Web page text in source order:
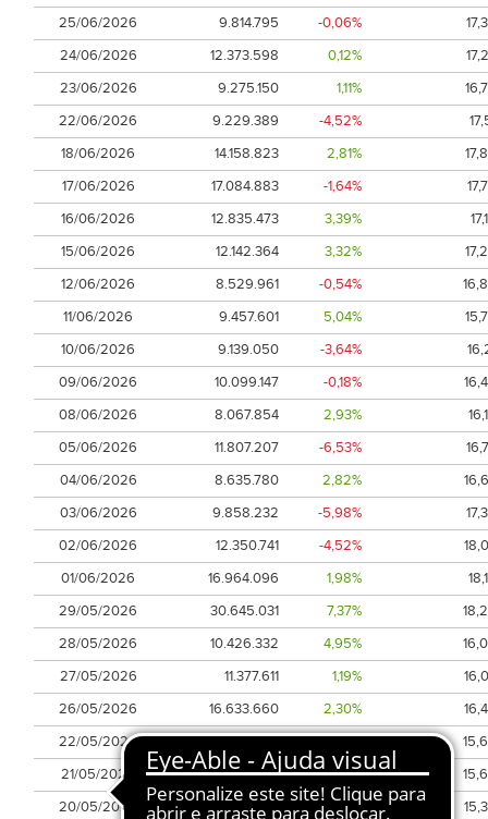
25/06/2026
9.814.795 -0,06%
24/06/2026
12.373.598 0,12%
23/06/2026
9.275.150 1,11%
22/06/2026
9.229.389 -4,52%
18/06/2026
14.158.823 2,81%
17/06/2026
17.084.883 -1,64%
16/06/2026
12.835.473 3,39%
15/06/2026
12.142.364 3,32%
12/06/2026
8.529.961 -0,54%
11/06/2026
9.457.601 5,04%
10/06/2026
9.139.050 -3,64%
09/06/2026
10.099.147 -0,18%
08/06/2026
8.067.854 2,93%
05/06/2026
11.807.207 -6,53%
04/06/2026
8.635.780 2,82%
03/06/2026
9.858.232 -5,98%
02/06/2026
12.350.741 -4,52%
01/06/2026
16.964.096 1,98%
29/05/2026
30.645.031 7,37%
28/05/2026
10.426.332 4,95%
27/05/2026
11.377.611 1,19%
26/05/2026
16.633.660 2,30%
22/05/2026
8.167.276 -0,19%
21/05/2026
9.111.230 -0,25%
20/05/2026
8.561.045 3,02%